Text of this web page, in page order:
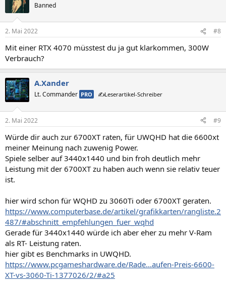
Banned
2. Mai 2022 #8
Mit einer RTX 4070 müsstest du ja gut klarkommen, 300W
Verbrauch?
A.Xander
Lt. Commander PRO ✍️Leserartikel-Schreiber
2. Mai 2022 #9
Würde dir auch zur 6700XT raten, für UWQHD hat die 6600xt
meiner Meinung nach zuwenig Power.
Spiele selber auf 3440x1440 und bin froh deutlich mehr
Leistung mit der 6700XT zu haben auch wenn sie relativ teuer
ist.
hier wird schon für WQHD zu 3060Ti oder 6700XT geraten.
https://www.computerbase.de/artikel/grafikkarten/rangliste.2
487/#abschnitt_empfehlungen_fuer_wqhd
Gerade für 3440x1440 würde ich aber eher zu mehr V-Ram
als RT- Leistung raten.
hier gibt es Benchmarks in UWQHD.
https://www.pcgameshardware.de/Rade...aufen-Preis-6600-
XT-vs-3060-Ti-1377026/2/#a25